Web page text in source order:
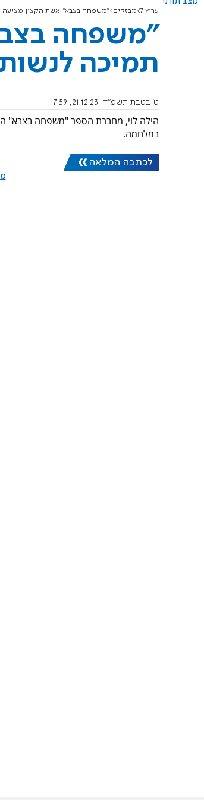
ערוץ 7 מבזקים "משפחה בצבא": אשת הקצין מציעה
"משפחה
תמיכה
ט' בטבת תשפ"ד 21.12.23, 7:59
במלחמה.
לכתבה המלאה